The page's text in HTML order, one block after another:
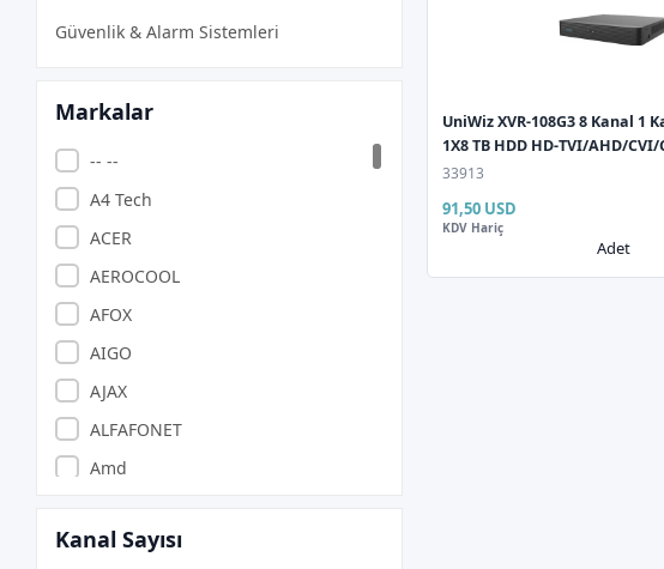
Güvenlik & Alarm Sistemleri
Markalar
-- --
A4 Tech
ACER
AEROCOOL
AFOX
AIGO
AJAX
ALFAFONET
Amd
APACER
Kanal Sayısı
UniWiz XVR-108G3 8 Kanal 1
1X8 TB HDD HD-TVI/AHD/CVI/
33913
91,50 USD
KDV Hariç
Adet